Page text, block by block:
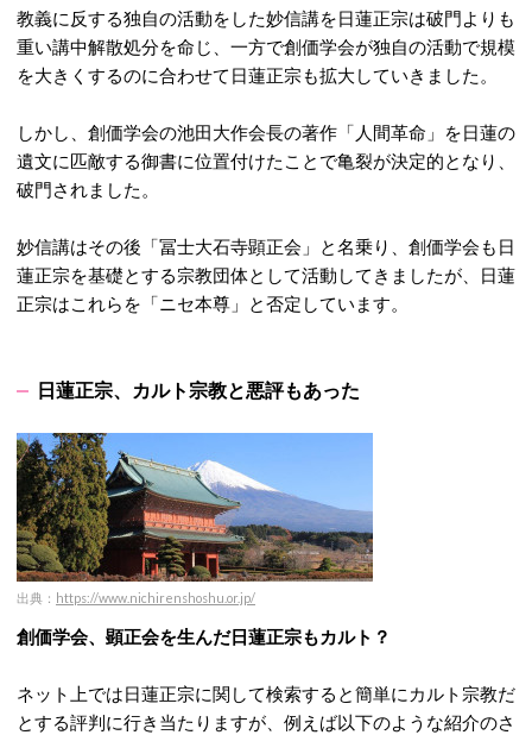
教義に反する独自の活動をした妙信講を日蓮正宗は破門よりも
重い講中解散処分を命じ、一方で創価学会が独自の活動で規模
を大きくするのに合わせて日蓮正宗も拡大していきました。
しかし、創価学会の池田大作会長の著作「人間革命」を日蓮の
遺文に匹敵する御書に位置付けたことで亀裂が決定的となり、
破門されました。
妙信講はその後「冨士大石寺顕正会」と名乗り、創価学会も日
蓮正宗を基礎とする宗教団体として活動してきましたが、日蓮
正宗はこれらを「ニセ本尊」と否定しています。
日蓮正宗、カルト宗教と悪評もあった
出典： https://www.nichirenshoshu.or.jp/
創価学会、顕正会を生んだ日蓮正宗もカルト？
ネット上では日蓮正宗に関して検索すると簡単にカルト宗教だ
とする評判に行き当たりますが、例えば以下のような紹介のさ